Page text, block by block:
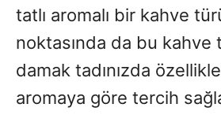
tatlı aromalı bir kahve
noktasında da bu kahve
damak tadınızda özellikle
aromaya göre tercih